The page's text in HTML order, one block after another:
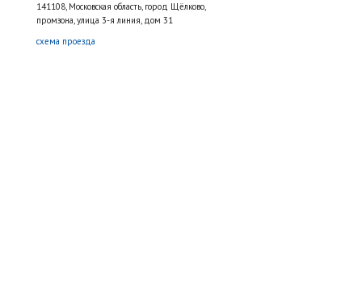
141108, Московская область, город Щёлково,
промзона, улица 3-я линия, дом 31
схема проезда